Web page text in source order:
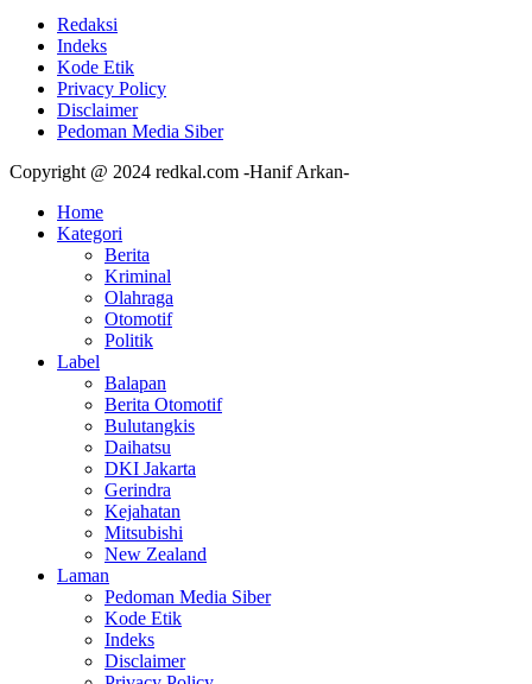
Redaksi
Indeks
Kode Etik
Privacy Policy
Disclaimer
Pedoman Media Siber
Copyright @ 2024 redkal.com -Hanif Arkan-
Home
Kategori
Berita
Kriminal
Olahraga
Otomotif
Politik
Label
Balapan
Berita Otomotif
Bulutangkis
Daihatsu
DKI Jakarta
Gerindra
Kejahatan
Mitsubishi
New Zealand
Laman
Pedoman Media Siber
Kode Etik
Indeks
Disclaimer